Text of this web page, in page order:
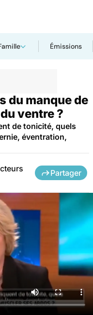
Émissions
du manque de
ventre ?
de tonicité, quels
éventration,
Partager